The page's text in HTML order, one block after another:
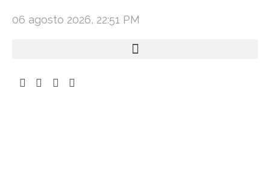
06 agosto 2026, 22:51 PM